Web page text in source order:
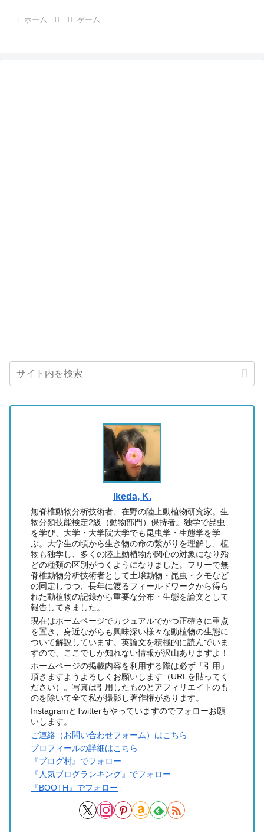
ホーム ゲーム
Ikeda, K.
無脊椎動物分析技術者、在野の陸上動植物研究家。生
物分類技能検定2級（動物部門）保持者。独学で昆虫
を学び、大学・大学院大学でも昆虫学・生態学を学
ぶ。大学生の頃から生き物の命の繋がりを理解し、植
物も独学し、多くの陸上動植物が関心の対象になり殆
どの種類の区別がつくようになりました。フリーで無
脊椎動物分析技術者として土壌動物・昆虫・クモなど
の同定しつつ、長年に渡るフィールドワークから得ら
れた動植物の記録から重要な分布・生態を論文として
報告してきました。
現在はホームページでカジュアルでかつ正確さに重点
を置き、身近ながらも興味深い様々な動植物の生態に
ついて解説しています。英論文を積極的に読んでいま
すので、ここでしか知れない情報が沢山ありますよ！
ホームページの掲載内容を利用する際は必ず「引用」
頂きますようよろしくお願いします（URLを貼ってく
ださい）。写真は引用したものとアフィリエイトのも
のを除いて全て私が撮影し著作権があります。
InstagramとTwitterもやっていますのでフォローお願
いします。
ご連絡（お問い合わせフォーム）はこちら
プロフィールの詳細はこちら
『ブログ村』でフォロー
『人気ブログランキング』でフォロー
『BOOTH』でフォロー